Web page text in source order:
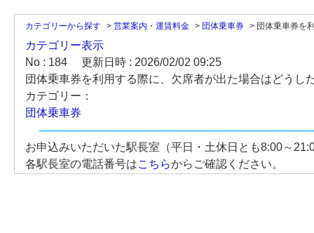
カテゴリーから探す > 営業案内・運賃料金 > 団体乗車券 > 団体乗車券を
カテゴリー表示
No : 184
更新日時 : 2026/02/02 09:25
団体乗車券を利用する際に、欠席者が出た場合はどうし
カテゴリー：
団体乗車券
お申込みいただいた駅長室（平日・土休日とも8:00～
各駅長室の電話番号はこちらからご確認ください。